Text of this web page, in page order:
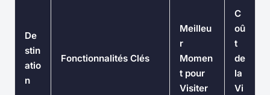
De
stin
atio
n
Fonctionnalités Clés
Meilleu
r
Momen
t pour
Visiter
C
oû
t
de
la
Vi